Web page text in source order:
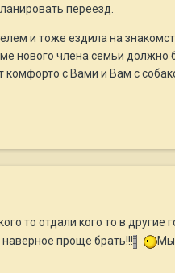
переезд.
и тоже ездила на
нового члена семьи
с Вами и Вам с
то отдали кого то в
проще брать!!!
Мы